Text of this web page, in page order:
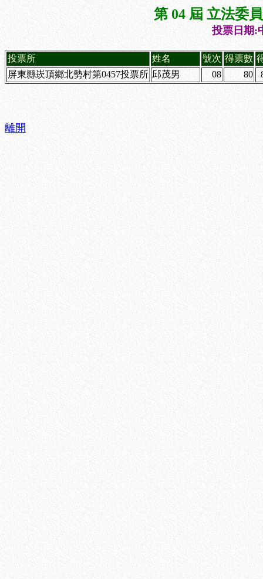
第 04 屆 立法委
投票日期:
投票所 姓名 號次 得票數
屏東縣崁頂鄉北勢村第0457投票所 邱茂男 08 80
離開